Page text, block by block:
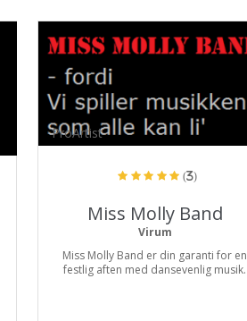
ProArtist
(3)
Miss Molly Band
Virum
Miss Molly Band er din garanti for en
festlig aften med dansevenlig musik.